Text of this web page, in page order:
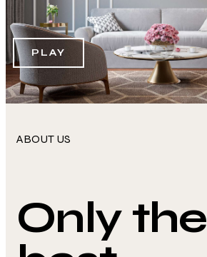
PLAY
ABOUT US
Only the